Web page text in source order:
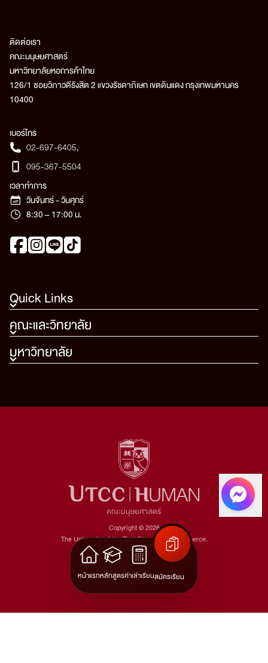
หน้าแรกหลักสูตรค่าเล่าเรียนสมัครเรียน
Quick Links
คณะและวิทยาลัย
มหาวิทยาลัย
ติดต่อเรา
คณะมนุษยศาสตร์
มหาวิทยาลัยหอการค้าไทย
126/1 ซอยวิภาวดีรังสิต 2 แขวงรัชดาภิเษก เขตดินแดง กรุงเทพมหานคร
10400
เบอร์โทร
02-697-6405,
095-367-5504
เวลาทำการ
วันจันทร์ - วันศุกร์
8:30 – 17:00 น.
Copyright © 2026
The University of the Thai Chamber of Commerce.
All rights reserved.
Version: v1.2.22
นโยบายการคุ้มครองข้อมูลส่วนบุคคล